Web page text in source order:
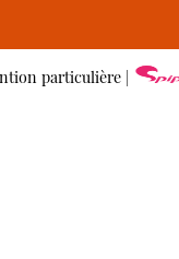
particulière |